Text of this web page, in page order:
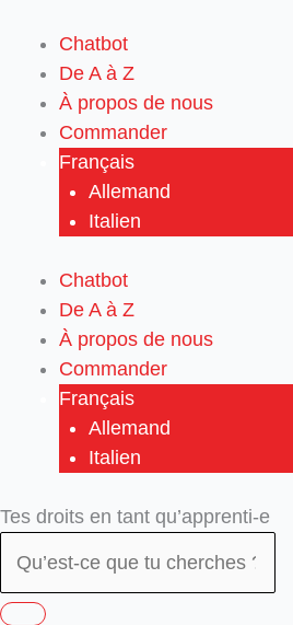
contenu
Chatbot
De A à Z
À propos de nous
Commander
Français
Allemand
Italien
Chatbot
De A à Z
À propos de nous
Commander
Français
Allemand
Italien
Tes droits en tant qu’apprenti-e
Search
Search